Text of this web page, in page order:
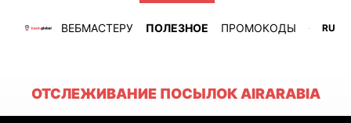
ВЕБМАСТЕРУ ПОЛЕЗНОЕ ПРОМОКОДЫ RU
ОТСЛЕЖИВАНИЕ ПОСЫЛОК AIRARABIA